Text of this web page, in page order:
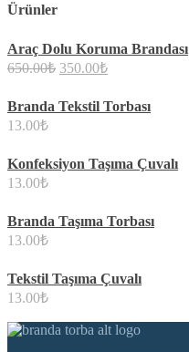
Ürünler
Araç Dolu Koruma Brandası
650.00₺ Orijinal
650.00₺.
350.00₺Şu
350.00₺.
Branda Tekstil Torbası
13.00₺
Konfeksiyon Taşıma Çuvalı
13.00₺
Branda Taşıma Torbası
13.00₺
Tekstil Taşıma Çuvalı
13.00₺